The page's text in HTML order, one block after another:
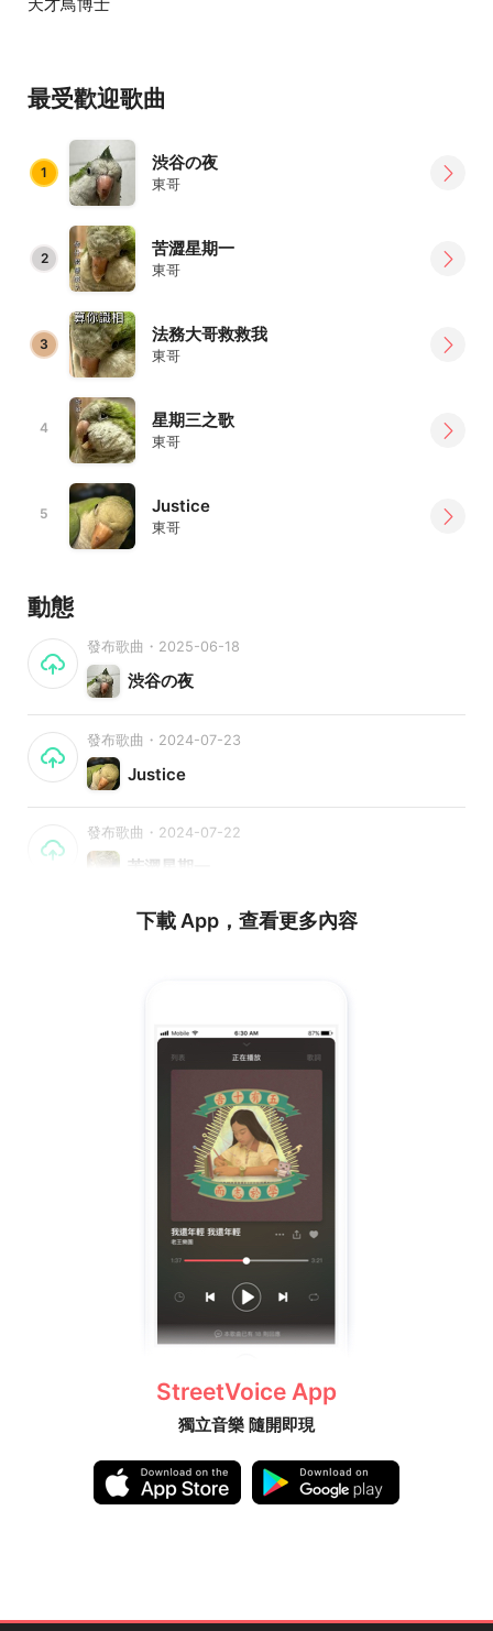
最受歡迎歌曲
1 渋谷の夜
東哥
2 苦澀星期一
東哥
3 法務大哥救救我
東哥
4 星期三之歌
東哥
5 Justice
東哥
動態
發布歌曲・2025-06-18
渋谷の夜
發布歌曲・2024-07-23
Justice
發布歌曲・2024-07-22
苦澀星期一
下載 App，查看更多內容
StreetVoice App
獨立音樂 隨開即現